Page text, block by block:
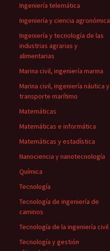
Ingeniería telemática
Ingeniería y ciencia agronómica
Ingeniería y tecnología de las
industrias agrarias y
alimentarias
Marina civil, ingeniería marina
Marina civil, ingeniería náutica y
transporte marítimo
Matemáticas
Matemáticas e informática
Matemáticas y estadística
Nanociencia y nanotecnología
Química
Tecnología
Tecnología de ingeniería de
caminos
Tecnología de la ingeniería civil
Tecnología y gestión